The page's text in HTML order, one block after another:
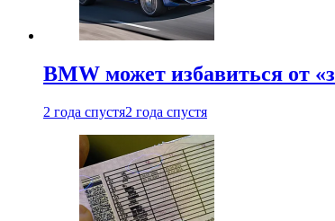
BMW может избавиться от
2 года спустя2 года спустя